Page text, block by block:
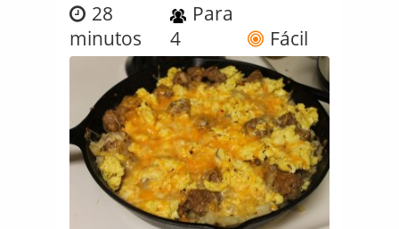
28
minutos
Para
4
Fácil